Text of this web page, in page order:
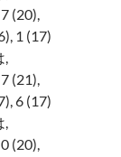
(20),
1 (17)
,
(21),
6 (17)
,
(20),